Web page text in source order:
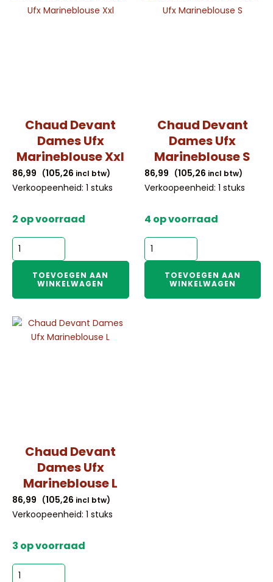
aantal
aantal
Chaud Devant
Dames Ufx
Marineblouse Xxl
86,99 (105,26 incl btw)
Verkoopeenheid: 1 stuks
2 op voorraad
Chaud
Devant
Dames
Marineblouse
aantal
TOEVOEGEN AAN
WINKELWAGEN
Chaud Devant
Dames Ufx
Marineblouse S
86,99 (105,26 incl btw)
Verkoopeenheid: 1 stuks
4 op voorraad
Chaud
Devant
Dames
Marineblouse
TOEVOEGEN AAN
WINKELWAGEN
Chaud Devant
Dames Ufx
Marineblouse L
86,99 (105,26 incl btw)
Verkoopeenheid: 1 stuks
3 op voorraad
Chaud